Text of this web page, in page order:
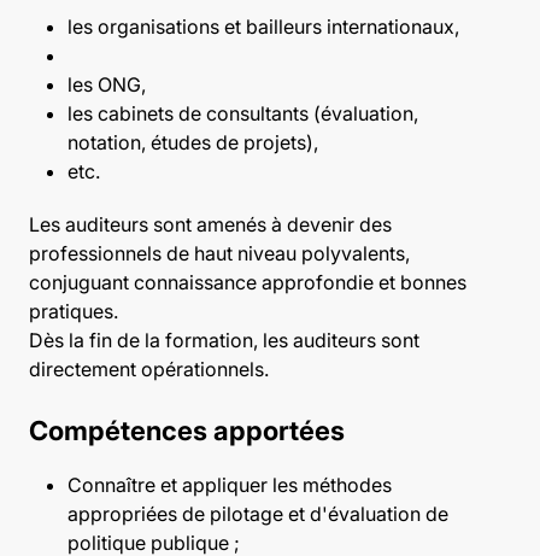
les organisations et bailleurs internationaux,
les ONG,
les cabinets de consultants (évaluation,
notation, études de projets),
etc.
Les auditeurs sont amenés à devenir des
professionnels de haut niveau polyvalents,
conjuguant connaissance approfondie et bonnes
pratiques.
Dès la fin de la formation, les auditeurs sont
directement opérationnels.
Compétences apportées
Connaître et appliquer les méthodes
appropriées de pilotage et d'évaluation de
politique publique ;